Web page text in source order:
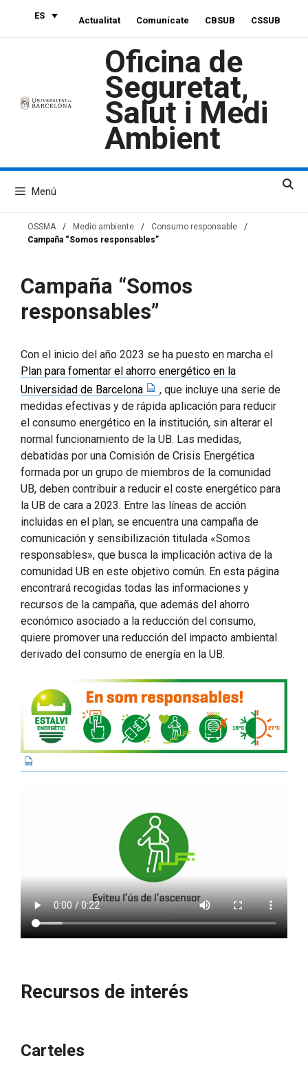
ES Actualitat Comunícate CBSUB CSSUB
Oficina de
Seguretat,
Salut i Medi
Ambient
Menú
OSSMA / Medio ambiente / Consumo responsable
/
Campaña “Somos responsables”
Campaña “Somos
responsables”
Con el inicio del año 2023 se ha puesto en marcha el
Plan para fomentar el ahorro energético en la
Universidad de Barcelona
, ​​que incluye una serie de
medidas efectivas y de rápida aplicación para reducir
el consumo energético en la institución, sin alterar el
normal funcionamiento de la UB. Las medidas,
debatidas por una Comisión de Crisis Energética
formada por un grupo de miembros de la comunidad
UB, deben contribuir a reducir el coste energético para
la UB de cara a 2023. Entre las líneas de acción
incluidas en el plan, se encuentra una campaña de
comunicación y sensibilización titulada «Somos
responsables», que busca la implicación activa de la
comunidad UB en este objetivo común. En esta página
encontrará recogidas todas las informaciones y
recursos de la campaña, que además del ahorro
económico asociado a la reducción del consumo,
quiere promover una reducción del impacto ambiental
derivado del consumo de energía en la UB.
Recursos de interés
Carteles